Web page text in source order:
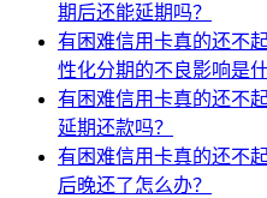
期后还能延期吗？
有困难信用卡真的还不
性化分期的不良影响是什
有困难信用卡真的还不
延期还款吗？
有困难信用卡真的还不
后晚还了怎么办？